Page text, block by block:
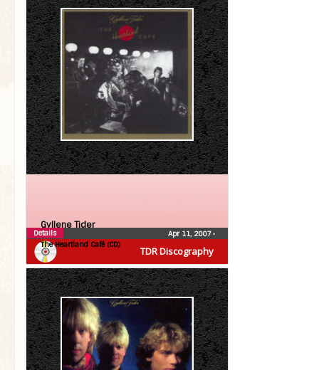
TDR Discography
Gyllene Tider
The Heartland Café (CD)
Apr 11, 2007•
Details